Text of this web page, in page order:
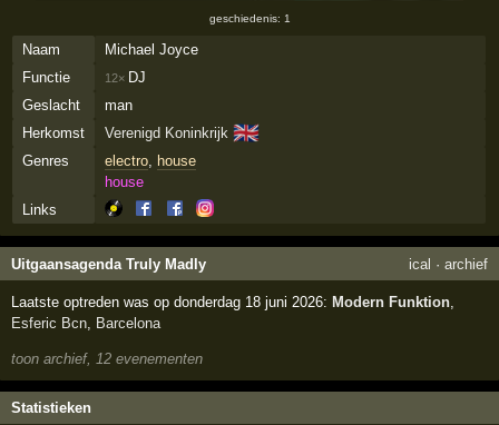
geschiedenis: 1
Naam
Michael Joyce
Functie
12× DJ
Geslacht
man
Herkomst
Verenigd Koninkrijk 🇬🇧
Genres electro,
house
house
Links
Uitgaansagenda Truly Madly ical · archief
Laatste optreden was op donderdag 18 juni 2026: Modern Funktion
Esferic Bcn
Barcelona
toon archief, 12 evenementen
Statistieken